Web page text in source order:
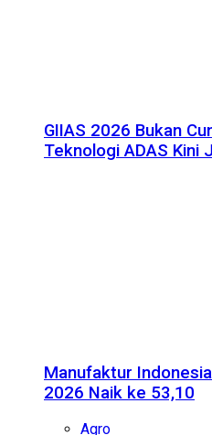
GIIAS 2026 Bukan
Teknologi ADAS Kini
Manufaktur
2026 Naik ke 53,10
Agro